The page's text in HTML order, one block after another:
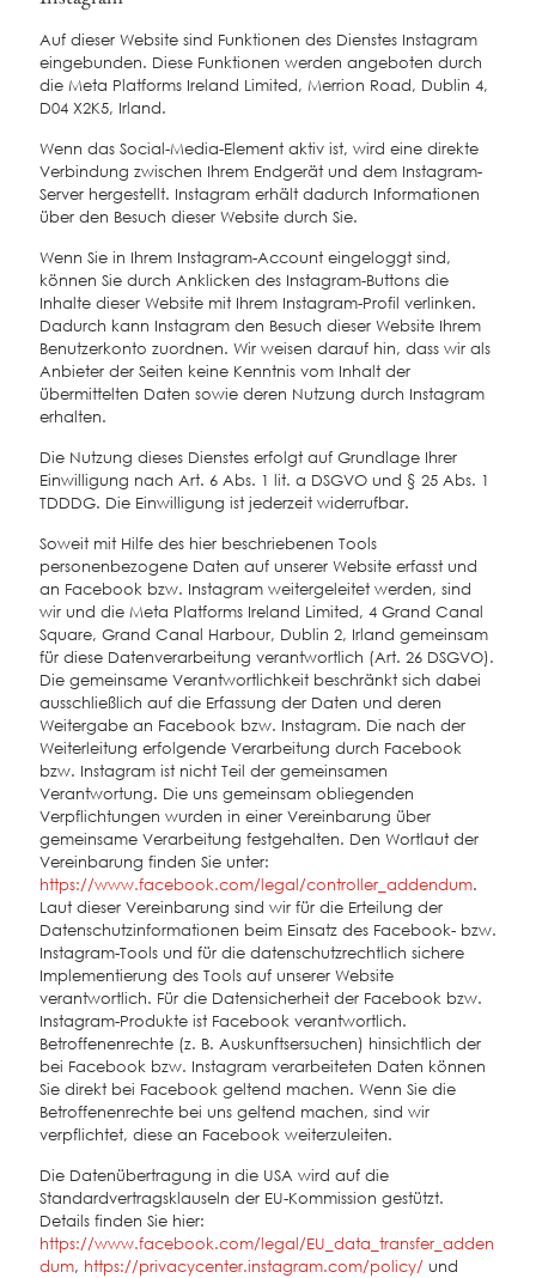
Auf dieser Website sind Funktionen des Dienstes Instagram
eingebunden. Diese Funktionen werden angeboten durch
die Meta Platforms Ireland Limited, Merrion Road, Dublin 4,
D04 X2K5, Irland.
Wenn das Social-Media-Element aktiv ist, wird eine direkte
Verbindung zwischen Ihrem Endgerät und dem Instagram-
Server hergestellt. Instagram erhält dadurch Informationen
über den Besuch dieser Website durch Sie.
Wenn Sie in Ihrem Instagram-Account eingeloggt sind,
können Sie durch Anklicken des Instagram-Buttons die
Inhalte dieser Website mit Ihrem Instagram-Profil verlinken.
Dadurch kann Instagram den Besuch dieser Website Ihrem
Benutzerkonto zuordnen. Wir weisen darauf hin, dass wir als
Anbieter der Seiten keine Kenntnis vom Inhalt der
übermittelten Daten sowie deren Nutzung durch Instagram
erhalten.
Die Nutzung dieses Dienstes erfolgt auf Grundlage Ihrer
Einwilligung nach Art. 6 Abs. 1 lit. a DSGVO und § 25 Abs. 1
TDDDG. Die Einwilligung ist jederzeit widerrufbar.
Soweit mit Hilfe des hier beschriebenen Tools
personenbezogene Daten auf unserer Website erfasst und
an Facebook bzw. Instagram weitergeleitet werden, sind
wir und die Meta Platforms Ireland Limited, 4 Grand Canal
Square, Grand Canal Harbour, Dublin 2, Irland gemeinsam
für diese Datenverarbeitung verantwortlich (Art. 26 DSGVO).
Die gemeinsame Verantwortlichkeit beschränkt sich dabei
ausschließlich auf die Erfassung der Daten und deren
Weitergabe an Facebook bzw. Instagram. Die nach der
Weiterleitung erfolgende Verarbeitung durch Facebook
bzw. Instagram ist nicht Teil der gemeinsamen
Verantwortung. Die uns gemeinsam obliegenden
Verpflichtungen wurden in einer Vereinbarung über
gemeinsame Verarbeitung festgehalten. Den Wortlaut der
Vereinbarung finden Sie unter:
https://www.facebook.com/legal/controller_addendum.
Laut dieser Vereinbarung sind wir für die Erteilung der
Datenschutzinformationen beim Einsatz des Facebook- bzw.
Instagram-Tools und für die datenschutzrechtlich sichere
Implementierung des Tools auf unserer Website
verantwortlich. Für die Datensicherheit der Facebook bzw.
Instagram-Produkte ist Facebook verantwortlich.
Betroffenenrechte (z. B. Auskunftsersuchen) hinsichtlich der
bei Facebook bzw. Instagram verarbeiteten Daten können
Sie direkt bei Facebook geltend machen. Wenn Sie die
Betroffenenrechte bei uns geltend machen, sind wir
verpflichtet, diese an Facebook weiterzuleiten.
Die Datenübertragung in die USA wird auf die
Standardvertragsklauseln der EU-Kommission gestützt.
Details finden Sie hier:
https://www.facebook.com/legal/EU_data_transfer_adden
dum, https://privacycenter.instagram.com/policy/ und